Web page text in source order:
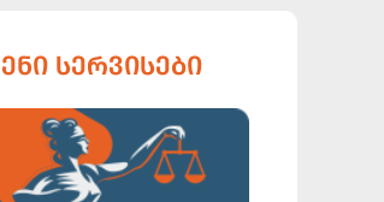
ᲡᲔᲠᲕᲘᲡᲔᲑᲘ